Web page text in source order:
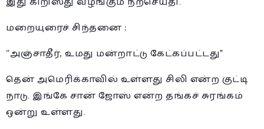
மறையுரைச் சிந்தனை :
“அஞ்சாதீர், உமது மன்றாட்டு கேட்கப்பட்டது”
தென் அமெரிக்காவில் உள்ளது சிலி என்ற குட்டி
நாடு. இங்கே சான் ஜோஸ் என்ற தங்கச் சுரங்கம்
ஒன்று உள்ளது.